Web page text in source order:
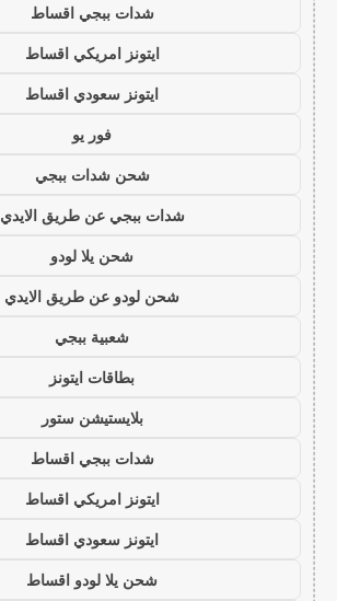
شدات ببجي اقساط
ايتونز امريكي اقساط
ايتونز سعودي اقساط
فور يو
شحن شدات ببجي
شدات ببجي عن طريق الايدي
شحن يلا لودو
شحن لودو عن طريق الايدي
شعبية ببجي
بطاقات ايتونز
بلايستيشن ستور
شدات ببجي اقساط
ايتونز امريكي اقساط
ايتونز سعودي اقساط
شحن يلا لودو اقساط